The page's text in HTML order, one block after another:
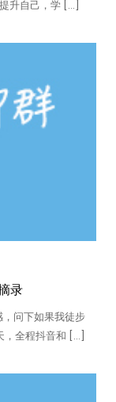
升自己，学 […]
录
问下如果我徒步
，全程抖音和 […]